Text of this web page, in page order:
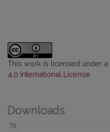
This work is licensed under a
4.0 International License
Downloads